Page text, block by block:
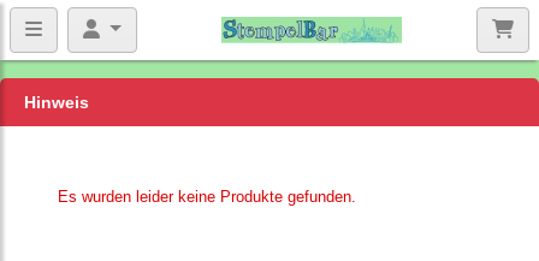
Hinweis
Es wurden leider keine Produkte gefunden.